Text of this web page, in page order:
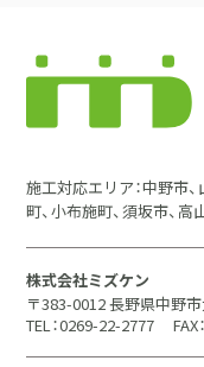
施工対応エリア：中野市
町、小布施町、須坂市、高
株式会社ミズケン
〒383-0012 長野県中野
TEL：0269-22-2777